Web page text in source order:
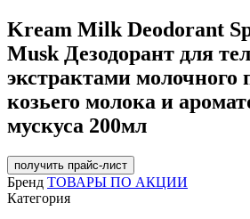
Kream Milk Deodorant
Musk Дезодорант для
экстрактами молочного
козьего молока и
мускуса 200мл
получить прайс-лист
Бренд ТОВАРЫ ПО АКЦИИ
Категория